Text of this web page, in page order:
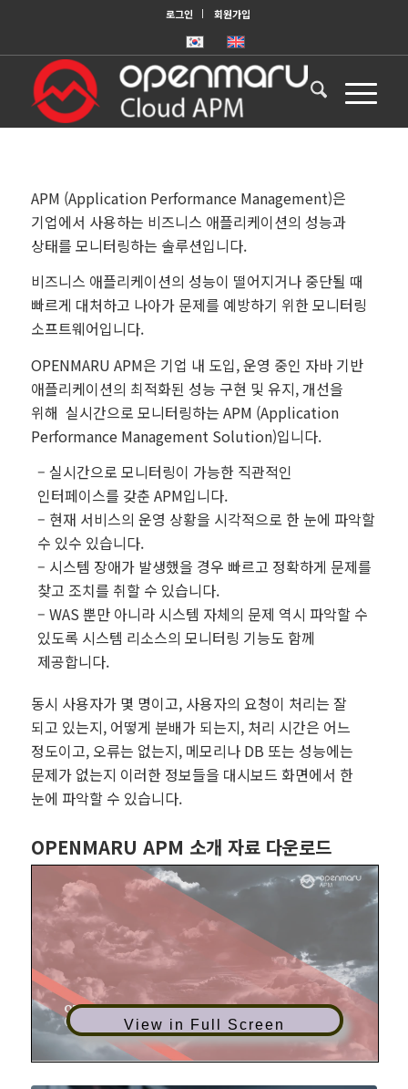
로그인 회원가입
APM (Application Performance Management)은
기업에서 사용하는 비즈니스 애플리케이션의 성능과
상태를 모니터링하는 솔루션입니다.
비즈니스 애플리케이션의 성능이 떨어지거나 중단될 때
빠르게 대처하고 나아가 문제를 예방하기 위한 모니터링
소프트웨어입니다.
OPENMARU APM은 기업 내 도입, 운영 중인 자바 기반
애플리케이션의 최적화된 성능 구현 및 유지, 개선을
위해 실시간으로 모니터링하는 APM (Application
Performance Management Solution)입니다.
– 실시간으로 모니터링이 가능한 직관적인
인터페이스를 갖춘 APM입니다.
– 현재 서비스의 운영 상황을 시각적으로 한 눈에 파악할
수 있수 있습니다.
– 시스템 장애가 발생했을 경우 빠르고 정확하게 문제를
찾고 조치를 취할 수 있습니다.
– WAS 뿐만 아니라 시스템 자체의 문제 역시 파악할 수
있도록 시스템 리소스의 모니터링 기능도 함께
제공합니다.
동시 사용자가 몇 명이고, 사용자의 요청이 처리는 잘
되고 있는지, 어떻게 분배가 되는지, 처리 시간은 어느
정도이고, 오류는 없는지, 메모리나 DB 또는 성능에는
문제가 없는지 이러한 정보들을 대시보드 화면에서 한
눈에 파악할 수 있습니다.
OPENMARU APM 소개 자료 다운로드
View in Full Screen